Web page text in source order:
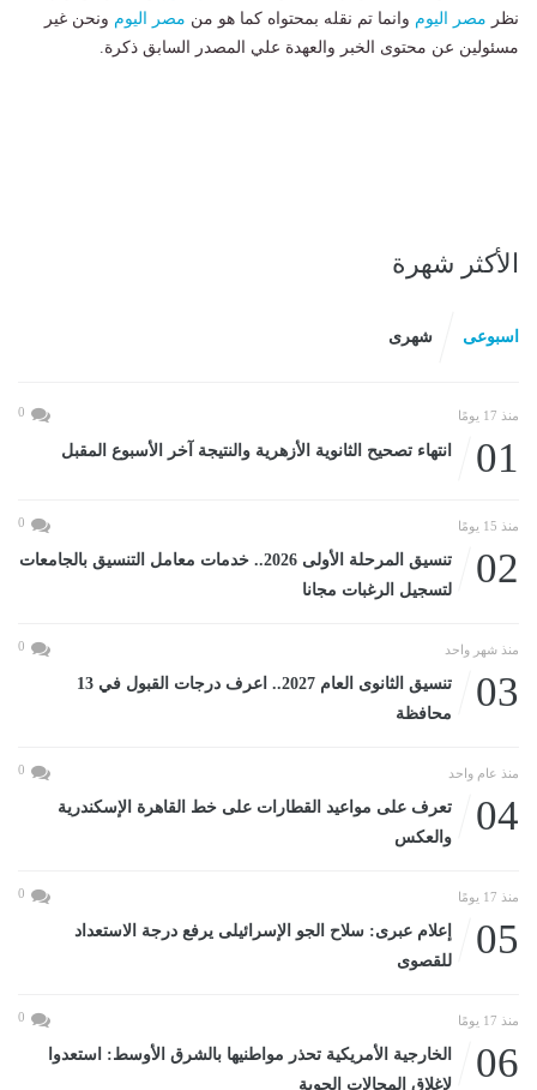
نظر مصر اليوم وانما تم نقله بمحتواه كما هو من مصر اليوم ونحن غير
مسئولين عن محتوى الخبر والعهدة علي المصدر السابق ذكرة.
الأكثر شهرة
اسبوعى شهرى
منذ 17 يومًا 0
01 انتهاء تصحيح الثانوية الأزهرية والنتيجة آخر الأسبوع المقبل
منذ 15 يومًا 0
02
تنسيق المرحلة الأولى 2026.. خدمات معامل التنسيق بالجامعات
لتسجيل الرغبات مجانا
منذ شهر واحد 0
03
تنسيق الثانوى العام 2027.. اعرف درجات القبول في 13
محافظة
منذ عام واحد 0
04
تعرف على مواعيد القطارات على خط القاهرة الإسكندرية
والعكس
منذ 17 يومًا 0
05
إعلام عبرى: سلاح الجو الإسرائيلى يرفع درجة الاستعداد
للقصوى
منذ 17 يومًا 0
06
الخارجية الأمريكية تحذر مواطنيها بالشرق الأوسط: استعدوا
لإغلاق المجالات الجوية